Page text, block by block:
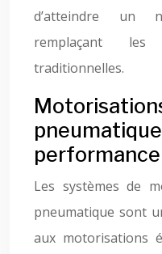
d’atteindre un
remplaçant les
traditionnelles.
performance
Les systèmes de
pneumatique sont
aux motorisations